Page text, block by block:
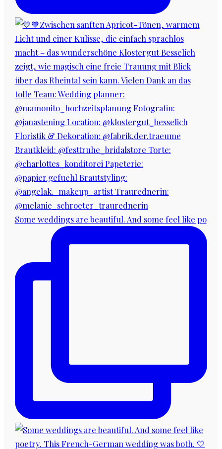
Some weddings are beautiful. And some feel like po